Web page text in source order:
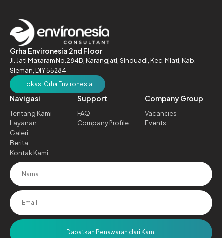
Grha Environesia 2nd Floor
Jl. Jati Mataram No.284B, Karangjati, Sinduadi, Kec. Mlati, Kab.
Sleman, DIY 55284
Lokasi Grha Environesia
Navigasi
Tentang Kami
Layanan
Galeri
Berita
Kontak Kami
Support
FAQ
Company Profile
Company Group
Vacancies
Events
Dapatkan Penawaran dari Kami